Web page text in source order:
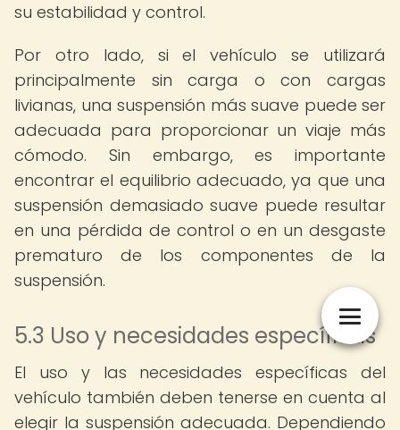
su estabilidad y control.
Por otro lado, si el vehículo se utilizará
principalmente sin carga o con cargas
livianas, una suspensión más suave puede ser
adecuada para proporcionar un viaje más
cómodo. Sin embargo, es importante
encontrar el equilibrio adecuado, ya que una
suspensión demasiado suave puede resultar
en una pérdida de control o en un desgaste
prematuro de los componentes de la
suspensión.
5.3 Uso y necesidades específicas
El uso y las necesidades específicas del
vehículo también deben tenerse en cuenta al
elegir la suspensión adecuada. Dependiendo